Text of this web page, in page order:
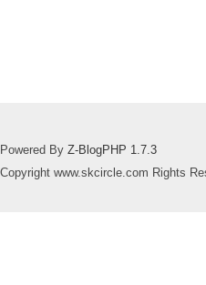
Powered By Z-BlogPHP 1.7.3
Copyright www.skcircle.com Rights